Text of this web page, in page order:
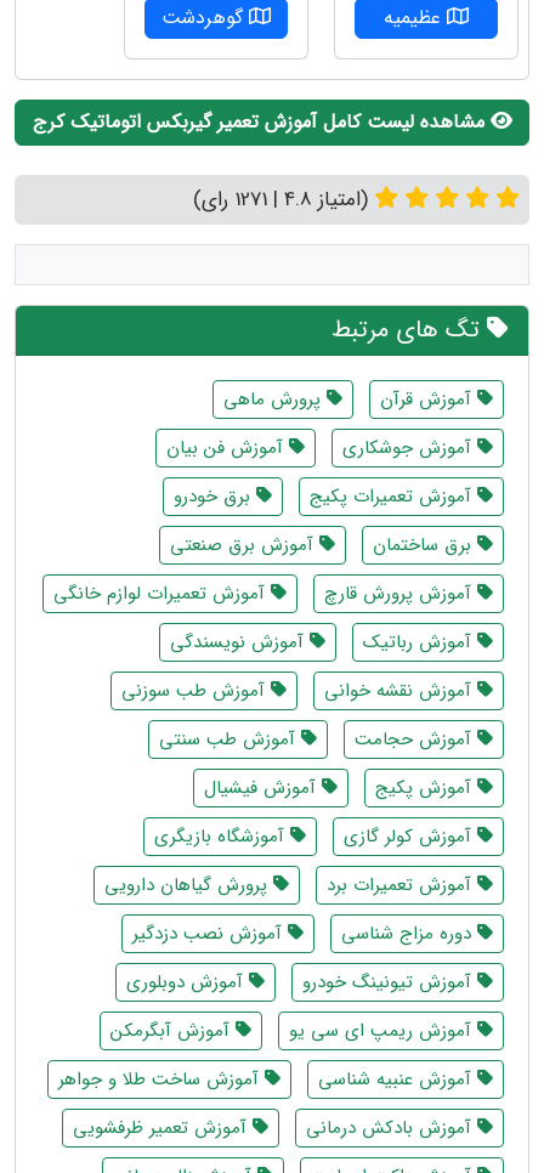
عظیمیه گوهردشت
مشاهده لیست کامل آموزش تعمیر گیربکس اتوماتیک کرج
(امتیاز 4.8 | 1271 رای)
تگ های مرتبط
آموزش قرآن
پرورش ماهی
آموزش جوشکاری
آموزش فن بیان
آموزش تعمیرات پکیج
برق خودرو
برق ساختمان
آموزش برق صنعتی
آموزش پرورش قارچ
آموزش تعمیرات لوازم خانگی
آموزش رباتیک
آموزش نویسندگی
آموزش نقشه خوانی
آموزش طب سوزنی
آموزش حجامت
آموزش طب سنتی
آموزش پکیج
آموزش فیشیال
آموزش کولر گازی
آموزشگاه بازیگری
آموزش تعمیرات برد
پرورش گیاهان دارویی
دوره مزاج شناسی
آموزش نصب دزدگیر
آموزش تیونینگ خودرو
آموزش دوبلوری
آموزش ریمپ ای سی یو
آموزش آبگرمکن
آموزش عنبیه شناسی
آموزش ساخت طلا و جواهر
آموزش بادکش درمانی
آموزش تعمیر ظرفشویی